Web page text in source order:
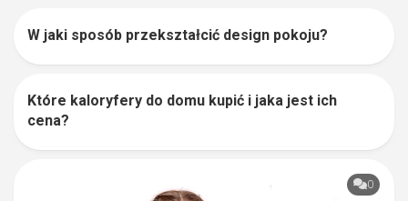
W jaki sposób przekształcić design pokoju?
Które kaloryfery do domu kupić i jaka jest ich
cena?
0